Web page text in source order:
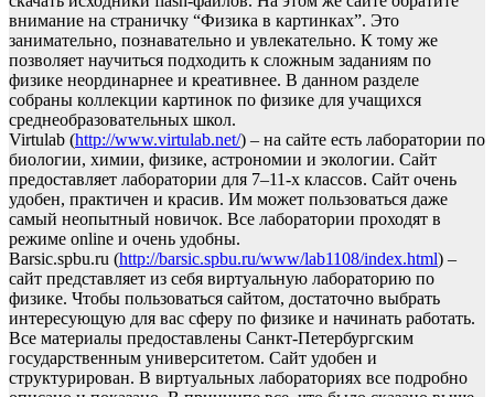
внимание на страничку “Физика в картинках”. Это
занимательно, познавательно и увлекательно. К тому же
позволяет научиться подходить к сложным заданиям по
физике неординарнее и креативнее. В данном разделе
собраны коллекции картинок по физике для учащихся
среднеобразовательных школ.
Virtulab (http://www.virtulab.net/) – на сайте есть лаборатории по
биологии, химии, физике, астрономии и экологии. Сайт
предоставляет лаборатории для 7–11-х классов. Сайт очень
удобен, практичен и красив. Им может пользоваться даже
самый неопытный новичок. Все лаборатории проходят в
режиме online и очень удобны.
Barsic.spbu.ru (http://barsic.spbu.ru/www/lab1108/index.html) –
сайт представляет из себя виртуальную лабораторию по
физике. Чтобы пользоваться сайтом, достаточно выбрать
интересующую для вас сферу по физике и начинать работать.
Все материалы предоставлены Санкт-Петербургским
государственным университетом. Сайт удобен и
структурирован. В виртуальных лабораториях все подробно